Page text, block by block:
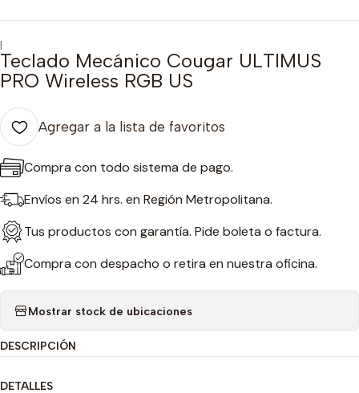
|
Teclado Mecánico Cougar ULTIMUS
PRO Wireless RGB US
Agregar a la lista de favoritos
Compra con todo sistema de pago.
Envíos en 24 hrs. en Región Metropolitana.
Tus productos con garantía. Pide boleta o factura.
Compra con despacho o retira en nuestra oficina.
Mostrar stock de ubicaciones
DESCRIPCIÓN
DETALLES